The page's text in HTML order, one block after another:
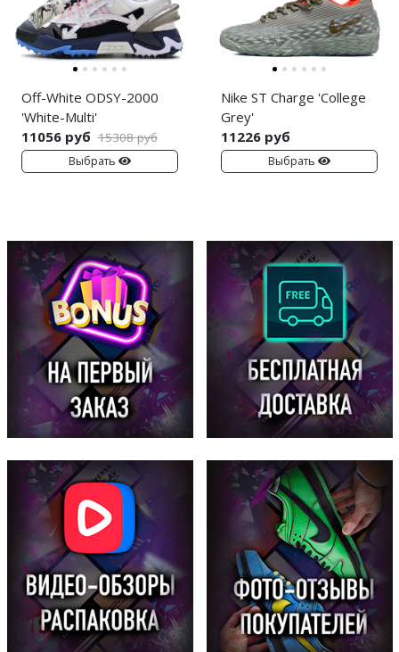
Off-White ODSY-2000
'White-Multi'
11056 руб 15308 руб
Выбрать
Nike ST Charge 'College
Grey'
11226 руб
Выбрать